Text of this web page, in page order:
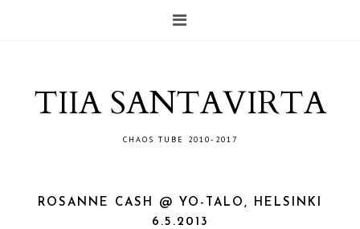
TIIA SANTAVIRTA
CHAOS TUBE 2010-2017
ROSANNE CASH @ YO-TALO, HELSINKI
6.5.2013